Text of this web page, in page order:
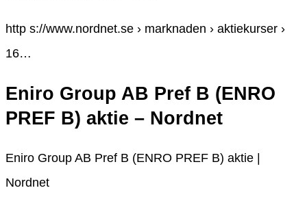
http s://www.nordnet.se › marknaden › aktiekurser ›
16…
Eniro Group AB Pref B (ENRO
PREF B) aktie – Nordnet
Eniro Group AB Pref B (ENRO PREF B) aktie |
Nordnet